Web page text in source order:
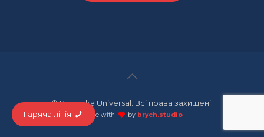
© Bezpeka Universal. Всі права захищені.
made with by brych.studio
Гаряча лінія